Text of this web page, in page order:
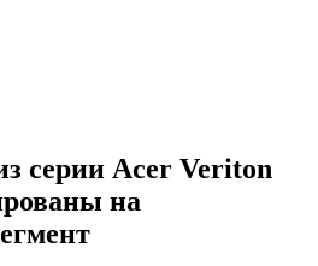
серии Acer Veriton
на